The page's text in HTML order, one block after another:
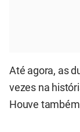
Até agora, as
vezes na
Houve